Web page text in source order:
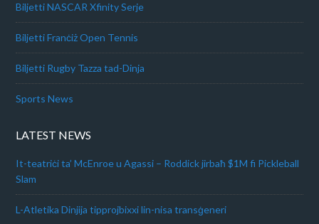
Biljetti NASCAR Xfinity Serje
Biljetti Franċiż Open Tennis
Biljetti Rugby Tazza tad-Dinja
Sports News
LATEST NEWS
It-teatriċi ta’ McEnroe u Agassi – Roddick jirbaħ $1M fi Pickleball
Slam
L-Atletika Dinjija tipprojbixxi lin-nisa transġeneri